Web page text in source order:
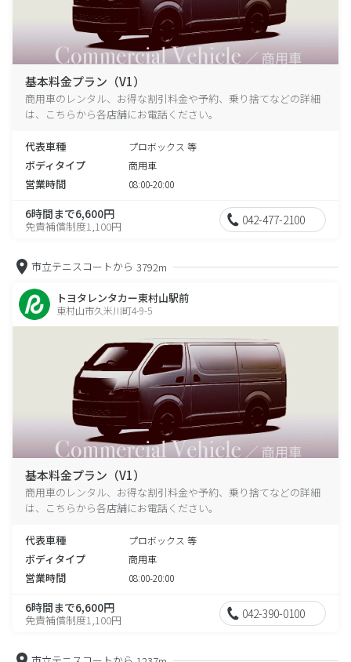
基本料金プラン（V1）
商用車のレンタル、お得な割引料金や予約、乗り捨てなどの詳細
は、こちらから各店舗にお電話ください。
代表車種 プロボックス 等
ボディタイプ 商用車
営業時間 08:00-20:00
6時間まで6,600円
免責補償制度1,100円 042-477-2100
市立テニスコートから 3792m
トヨタレンタカー東村山駅前
東村山市久米川町4-9-5
基本料金プラン（V1）
商用車のレンタル、お得な割引料金や予約、乗り捨てなどの詳細
は、こちらから各店舗にお電話ください。
代表車種 プロボックス 等
ボディタイプ 商用車
営業時間 08:00-20:00
6時間まで6,600円
免責補償制度1,100円 042-390-0100